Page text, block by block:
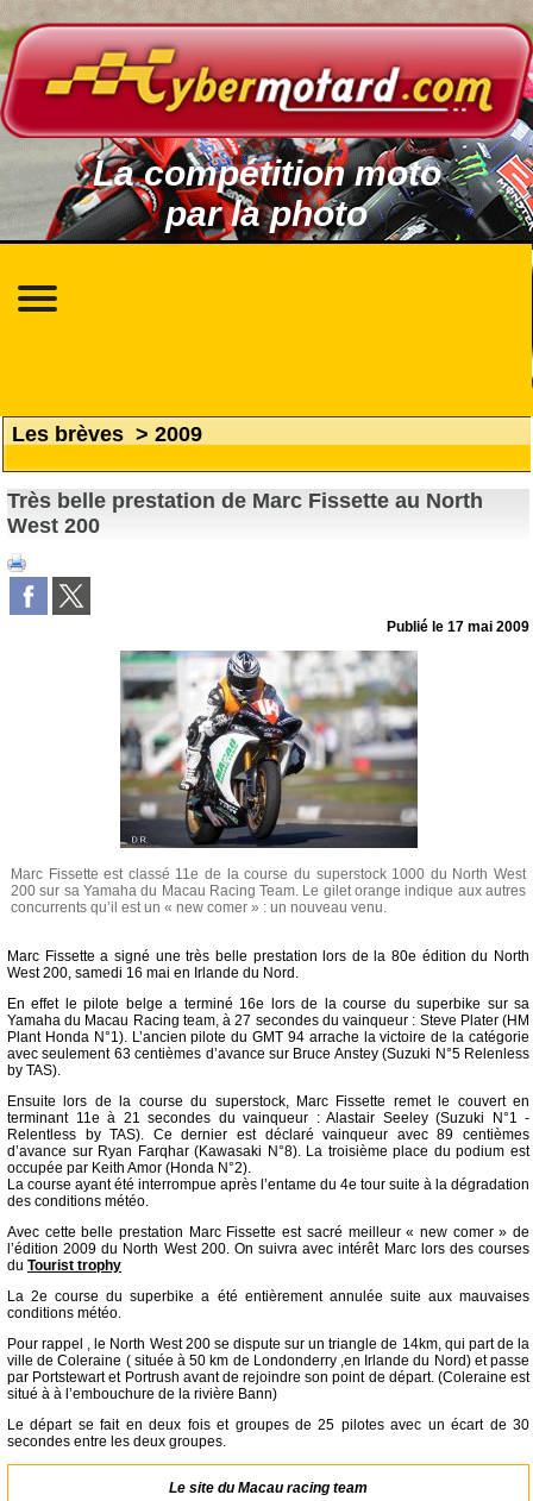
La compétition moto
par la photo
Les brèves > 2009
Très belle prestation de Marc Fissette au North
West 200
Publié le17 mai 2009
Marc Fissette est classé 11e de la course du superstock 1000 du North West
200 sur sa Yamaha du Macau Racing Team. Le gilet orange indique aux autres
concurrents qu’il est un « new comer » : un nouveau venu.
Marc Fissette a signé une très belle prestation lors de la 80e édition du North
West 200, samedi 16 mai en Irlande du Nord.
En effet le pilote belge a terminé 16e lors de la course du superbike sur sa
Yamaha du Macau Racing team, à 27 secondes du vainqueur : Steve Plater (HM
Plant Honda N°1). L’ancien pilote du GMT 94 arrache la victoire de la catégorie
avec seulement 63 centièmes d’avance sur Bruce Anstey (Suzuki N°5 Relenless
by TAS).
Ensuite lors de la course du superstock, Marc Fissette remet le couvert en
terminant 11e à 21 secondes du vainqueur : Alastair Seeley (Suzuki N°1 -
Relentless by TAS). Ce dernier est déclaré vainqueur avec 89 centièmes
d’avance sur Ryan Farqhar (Kawasaki N°8). La troisième place du podium est
occupée par Keith Amor (Honda N°2).
La course ayant été interrompue après l’entame du 4e tour suite à la dégradation
des conditions météo.
Avec cette belle prestation Marc Fissette est sacré meilleur « new comer » de
l’édition 2009 du North West 200. On suivra avec intérêt Marc lors des courses
du Tourist trophy
La 2e course du superbike a été entièrement annulée suite aux mauvaises
conditions météo.
Pour rappel , le North West 200 se dispute sur un triangle de 14km, qui part de la
ville de Coleraine ( située à 50 km de Londonderry ,en Irlande du Nord) et passe
par Portstewart et Portrush avant de rejoindre son point de départ. (Coleraine est
situé à à l’embouchure de la rivière Bann)
Le départ se fait en deux fois et groupes de 25 pilotes avec un écart de 30
secondes entre les deux groupes.
Le site duMacau racing team